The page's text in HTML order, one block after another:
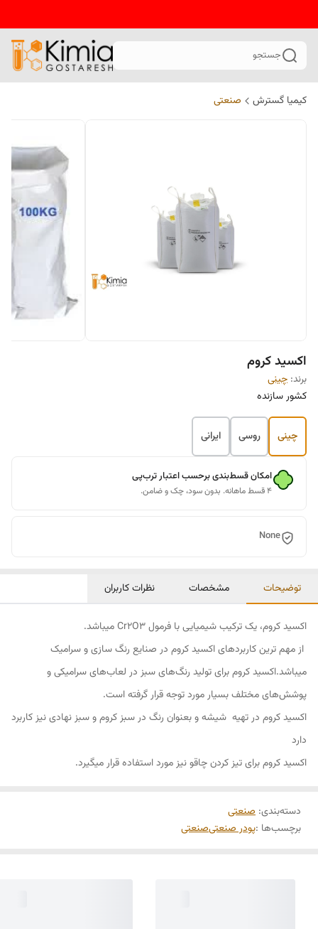
جستجو
کیمیا گسترش صنعتی
اکسید کروم
برند: چینی
کشور سازنده
چینی روسی ایرانی
امکان قسط‌بندی برحسب اعتبار ترب‌پی
۴ قسط ماهانه. بدون سود، چک و ضامن.
None
توضیحات مشخصات نظرات کاربران
اکسید کروم، یک ترکیب شیمیایی با فرمول Cr2O3 میباشد.
از مهم ترین کاربردهای اکسید کروم در صنایع رنگ سازی و سرامیک
میباشد.اکسید کروم برای تولید رنگ‌های سبز در لعاب‌های سرامیکی و
پوشش‌های مختلف بسیار مورد توجه قرار گرفته است.
اکسید کروم در تهیه شیشه و بعنوان رنگ در سبز کروم و سبز نهادی نیز کاربرد
دارد
اکسید کروم برای تیز کردن چاقو نیز مورد استفاده قرار میگیرد.
دسته‌بندی: صنعتی
برچسب‌ها :پودر صنعتیصنعتی